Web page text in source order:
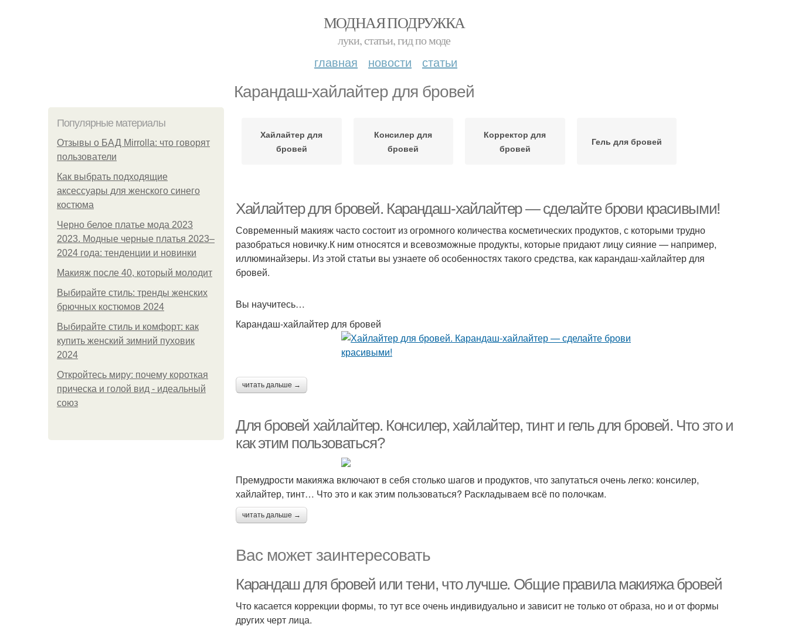
МОДНАЯ ПОДРУЖКА
луки, статьи, гид по моде
главная новости статьи
Карандаш-хайлайтер для бровей
Популярные материалы
Отзывы о БАД Mirrolla: что говорят
пользователи
Как выбрать подходящие
аксессуары для женского синего
костюма
Черно белое платье мода 2023
2023. Модные черные платья 2023–
2024 года: тенденции и новинки
Макияж после 40, который молодит
Выбирайте стиль: тренды женских
брючных костюмов 2024
Выбирайте стиль и комфорт: как
купить женский зимний пуховик
2024
Откройтесь миру: почему короткая
прическа и голой вид - идеальный
союз
Хайлайтер для
бровей
Консилер для
бровей
Корректор для
бровей
Гель для бровей
Хайлайтер для бровей. Карандаш-хайлайтер — сделайте брови красивыми!
Современный макияж часто состоит из огромного количества косметических продуктов, с которыми трудно
разобраться новичку.К ним относятся и всевозможные продукты, которые придают лицу сияние — например,
иллюминайзеры. Из этой статьи вы узнаете об особенностях такого средства, как карандаш-хайлайтер для
бровей.
Вы научитесь…
Карандаш-хайлайтер для бровей
читать дальше →
Для бровей хайлайтер. Консилер, хайлайтер, тинт и гель для бровей. Что это и
как этим пользоваться?
Премудрости макияжа включают в себя столько шагов и продуктов, что запутаться очень легко: консилер,
хайлайтер, тинт… Что это и как этим пользоваться? Раскладываем всё по полочкам.
читать дальше →
Вас может заинтересовать
Карандаш для бровей или тени, что лучше. Общие правила макияжа бровей
Что касается коррекции формы, то тут все очень индивидуально и зависит не только от образа, но и от формы
других черт лица.